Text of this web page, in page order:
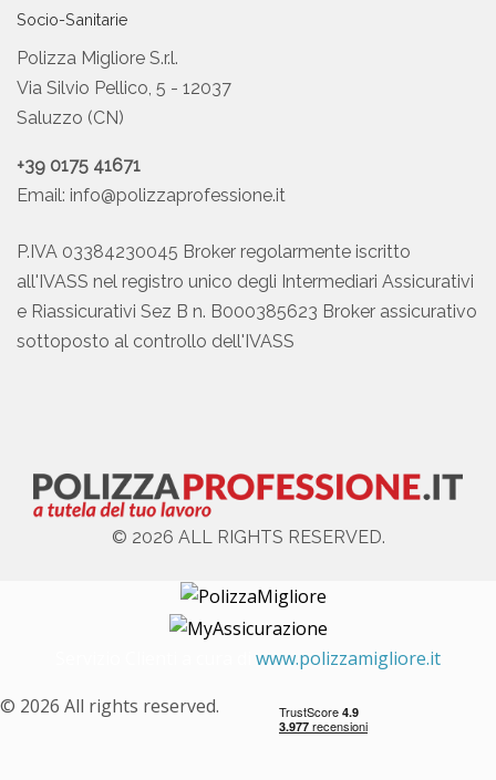
Socio-Sanitarie
Polizza Migliore S.r.l.
Via Silvio Pellico, 5 - 12037
Saluzzo (CN)
+39 0175 41671
Email: info@polizzaprofessione.it
P.IVA 03384230045 Broker regolarmente iscritto
all'IVASS nel registro unico degli Intermediari Assicurativi
e Riassicurativi Sez B n. B000385623 Broker assicurativo
sottoposto al controllo dell'IVASS
© 2026 ALL RIGHTS RESERVED.
www.polizzamigliore.it
© 2026 All rights reserved.